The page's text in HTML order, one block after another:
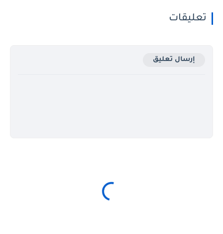
تعليقات
إرسال تعليق